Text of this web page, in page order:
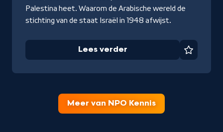
Palestina heet. Waarom de Arabische wereld de
stichting van de staat Israël in 1948 afwijst.
Lees verder
Meer van NPO Kennis